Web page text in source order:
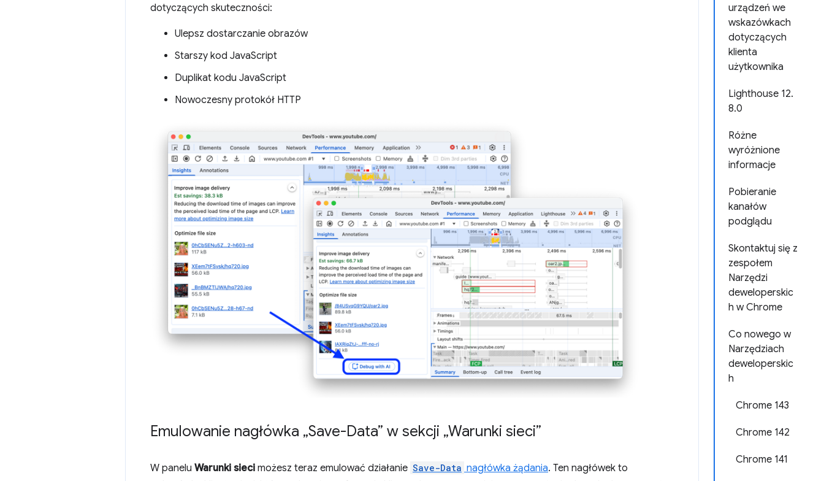
urządzeń we
wskazówkach
dotyczących
klienta
użytkownika
Lighthouse 12.
8.0
Różne
wyróżnione
informacje
Pobieranie
kanałów
podglądu
Skontaktuj się z
zespołem
Narzędzi
deweloperskic
h w Chrome
Co nowego w
Narzędziach
deweloperskic
h
Chrome 143
Chrome 142
Chrome 141
dotyczących skuteczności:
Ulepsz dostarczanie obrazów
Starszy kod JavaScript
Duplikat kodu JavaScript
Nowoczesny protokół HTTP
Emulowanie nagłówka „Save-Data” w sekcji „Warunki sieci”
W panelu Warunki sieci możesz teraz emulować działanie Save-Data nagłówka żądania. Ten nagłówek to